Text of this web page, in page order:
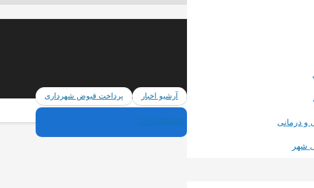
و درمانی
شهر
آرشیو اخبار پرداخت قبوض شهرداری
02165624446
جوان